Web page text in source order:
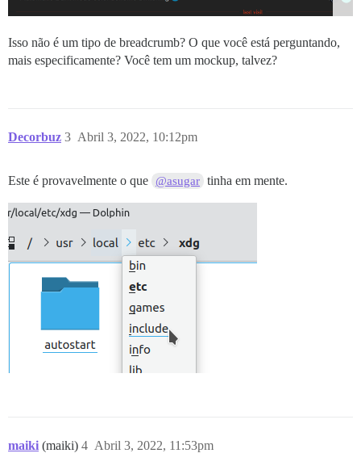
Isso não é um tipo de breadcrumb? O que você está perguntando,
mais especificamente? Você tem um mockup, talvez?
Decorbuz Abril 3, 2022, 10:12pm
3
Este é provavelmente o que @asugar tinha em mente.
maiki (maiki) Abril 3, 2022, 11:53pm
4